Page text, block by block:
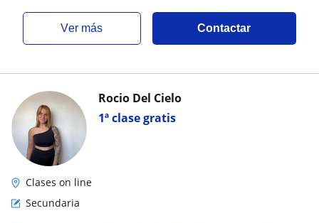
ver más Contactar
1ª clase gratis
Rocio Del Cielo
Clases on line
Secundaria